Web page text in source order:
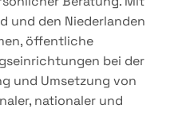
und den Niederlanden
öffentliche
bei der
und Umsetzung von
nationaler und